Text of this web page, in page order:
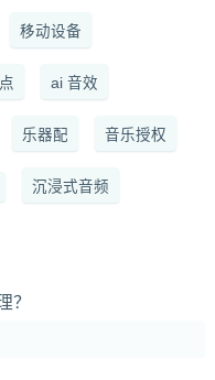
移动设备
ai 音效
乐器配 音乐授权
沉浸式音频
？